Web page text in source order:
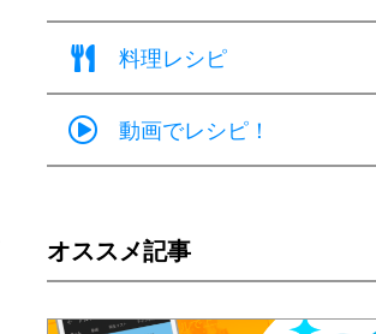
料理レシピ
動画でレシピ！
オススメ記事